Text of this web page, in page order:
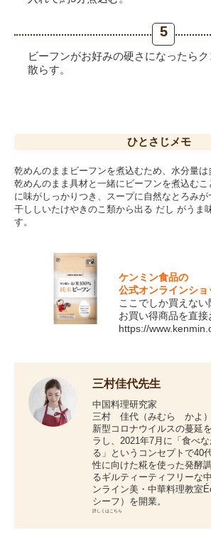
5
ビーフンがお好みの硬さになったら
散らす。
ひとさじ メモ
乾めんのままビーフンを煮込むため、水分量は
乾めんのまま具材と一緒にビーフンを煮込む
に味がしっかりつき、スープに自然なとろみが
干ししいたけやきのこ類から出る だし がうま
す。
ケンミン食品の
公式オンラインショ
ここでしか買えない
お買い得商品を直接
https://
三村佳代先生
中国料理研究家
三村 佳代（みむら かよ
新型コロナウイルスの蔓延
ラし、2021年7月に「食べ
る」というコンセプトで40
性に向けた糀を使った発酵
るギルティーティフリーな
ンライン美・中華料理教室
シーフ）を開業。
詳しくはこちら